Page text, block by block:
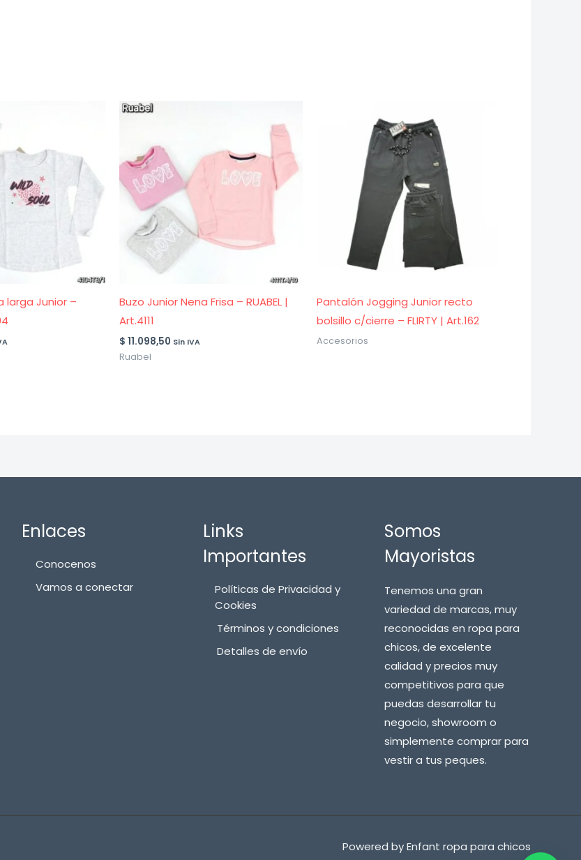
larga Junior –
Buzo Junior Nena Frisa – RUABEL |
Art.4111
$ 11.098,50 Sin IVA
Ruabel
Pantalón Jogging Junior recto
bolsillo c/cierre – FLIRTY | Art.162
Accesorios
Enlaces
Conocenos
Vamos a conectar
Links
Importantes
Políticas de Privacidad y
Cookies
Términos y condiciones
Detalles de envío
Somos
Mayoristas
Tenemos una gran
variedad de marcas, muy
reconocidas en ropa para
chicos, de excelente
calidad y precios muy
competitivos para que
puedas desarrollar tu
negocio, showroom o
simplemente comprar para
vestir a tus peques.
Powered by Enfant ropa para chicos